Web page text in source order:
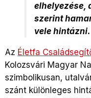
elhelyezése,
szerint
vele hintázni.
Az Életfa
Kolozsvári Magyar
szimbolikusan,
szánt különleges